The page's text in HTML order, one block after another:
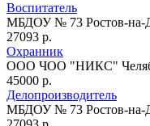
Воспитатель
МБДОУ № 73 Ростов-на-
27093 р.
Охранник
ООО ЧОО "НИКС"
45000 р.
Делопроизводитель
МБДОУ № 73 Ростов-на-